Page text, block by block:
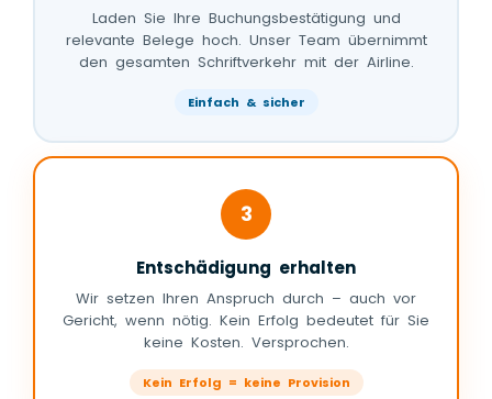
Laden Sie Ihre Buchungsbestätigung und
relevante Belege hoch. Unser Team übernimmt
den gesamten Schriftverkehr mit der Airline.
Einfach & sicher
3
Entschädigung erhalten
Wir setzen Ihren Anspruch durch – auch vor
Gericht, wenn nötig. Kein Erfolg bedeutet für Sie
keine Kosten. Versprochen.
Kein Erfolg = keine Provision